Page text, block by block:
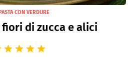
CON VERDURE
fiori di zucca e alici